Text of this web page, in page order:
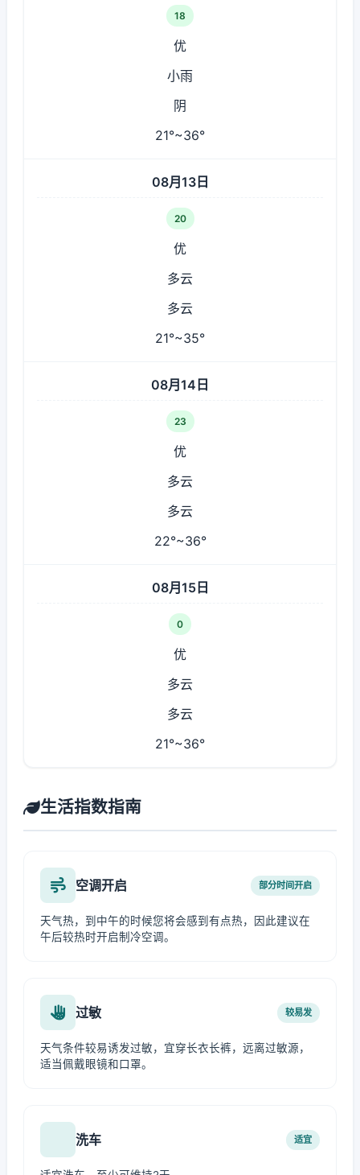
18
优
小雨
阴
21°~36°
08月13日
20
优
多云
多云
21°~35°
08月14日
23
优
多云
多云
22°~36°
08月15日
0
优
多云
多云
21°~36°
生活指数指南
空调开启 部分时间开启
天气热，到中午的时候您将会感到有点热，因此建议在
午后较热时开启制冷空调。
过敏 较易发
天气条件较易诱发过敏，宜穿长衣长裤，远离过敏源，
适当佩戴眼镜和口罩。
洗车 适宜